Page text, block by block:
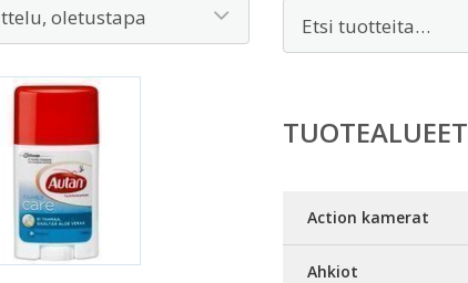
TUOTEALUEET
Action kamerat
Ahkiot